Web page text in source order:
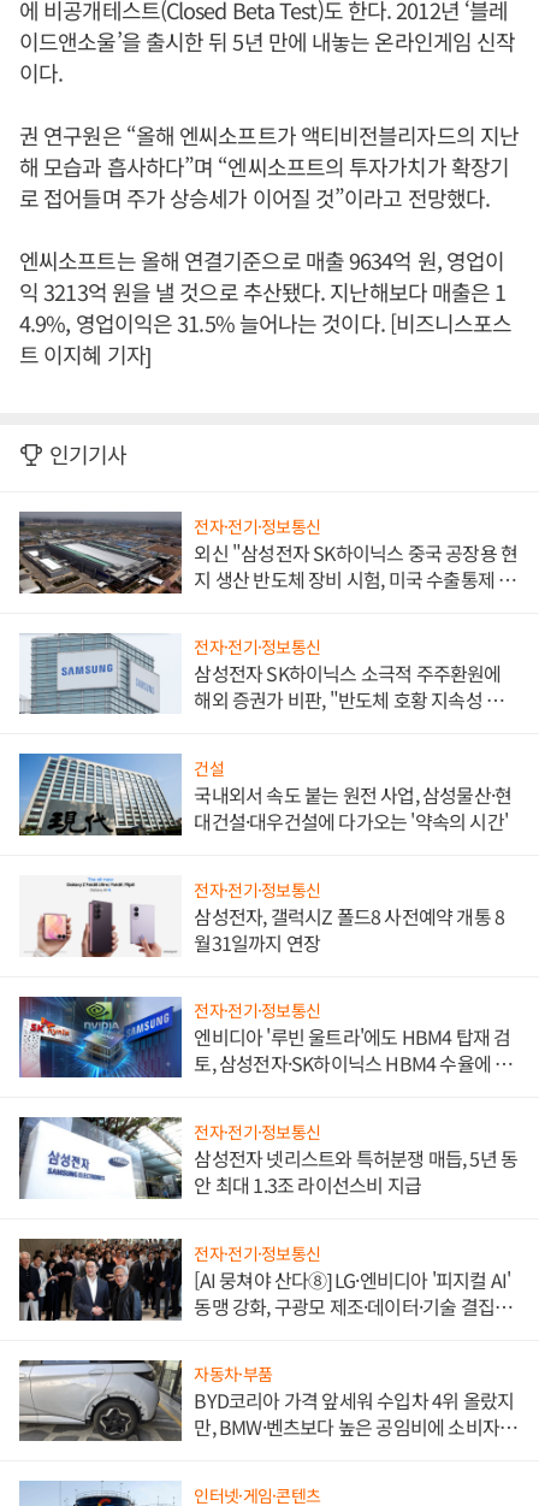
에 비공개테스트(Closed Beta Test)도 한다. 2012년 ‘블레
이드앤소울’을 출시한 뒤 5년 만에 내놓는 온라인게임 신작
이다.
권 연구원은 “올해 엔씨소프트가 액티비전블리자드의 지난
해 모습과 흡사하다”며 “엔씨소프트의 투자가치가 확장기
로 접어들며 주가 상승세가 이어질 것”이라고 전망했다.
엔씨소프트는 올해 연결기준으로 매출 9634억 원, 영업이
익 3213억 원을 낼 것으로 추산됐다. 지난해보다 매출은 1
4.9%, 영업이익은 31.5% 늘어나는 것이다. [비즈니스포스
트 이지혜 기자]
인기기사
전자·전기·정보통신
외신 "삼성전자 SK하이닉스 중국 공장용 현
지 생산 반도체 장비 시험, 미국 수출통제 대
전자·전기·정보통신
삼성전자 SK하이닉스 소극적 주주환원에
해외 증권가 비판, "반도체 호황 지속성 의
건설
국내외서 속도 붙는 원전 사업, 삼성물산·현
대건설·대우건설에 다가오는 '약속의 시간'
전자·전기·정보통신
삼성전자, 갤럭시Z 폴드8 사전예약 개통 8
월31일까지 연장
전자·전기·정보통신
엔비디아 '루빈 울트라'에도 HBM4 탑재 검
토, 삼성전자·SK하이닉스 HBM4 수율에 주
전자·전기·정보통신
삼성전자 넷리스트와 특허분쟁 매듭, 5년 동
안 최대 1.3조 라이선스비 지급
전자·전기·정보통신
[AI 뭉쳐야 산다⑧] LG·엔비디아 '피지컬 AI'
동맹 강화, 구광모 제조·데이터·기술 결집
자동차·부품
BYD코리아 가격 앞세워 수입차 4위 올랐지
만, BMW·벤츠보다 높은 공임비에 소비자
인터넷·게임·콘텐츠